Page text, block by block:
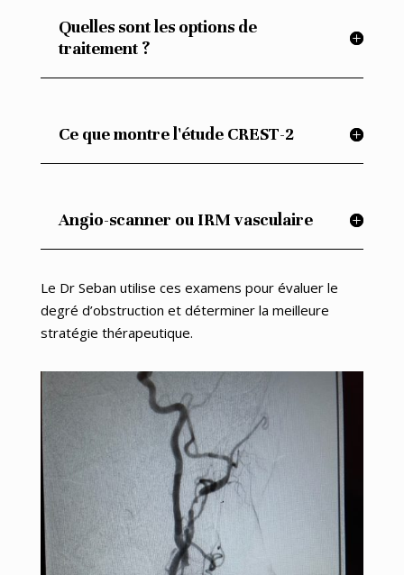
Quelles sont les options de
traitement ?
Ce que montre l'étude CREST-2
Angio-scanner ou IRM vasculaire
Le Dr Seban utilise ces examens pour évaluer le
degré d’obstruction et déterminer la meilleure
stratégie thérapeutique.